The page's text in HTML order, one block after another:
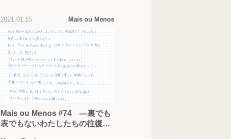
2021.01.15 Mais ou Menos
Mais ou Menos #74 —裏でも
表でもないわたしたちの往復書